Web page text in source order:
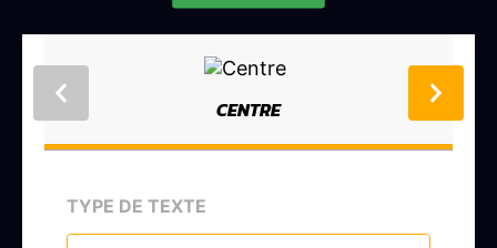
CENTRE
TYPE DE TEXTE